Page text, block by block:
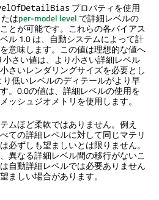
プロパティを使用
はper-model level で詳細レベルの
とが可能です。これらの各バイアス
ル 1.0 は、自動システムによって計
意味します。この値は理想的な値へ
さい値は、より小さい詳細レベル
さいレンダリングサイズを必要とし
低いレベルのディテールがより早
。0.0の値は、詳細レベルの使用を
ッシュジオメトリを使用します。
ムほど柔軟ではありません。例え
ての詳細レベルに対して同じマテリ
必ずしも望ましいとは限りません。
異なる詳細レベル間の移行がないこ
自動詳細レベルでは必要ありません
ましい場合があります。